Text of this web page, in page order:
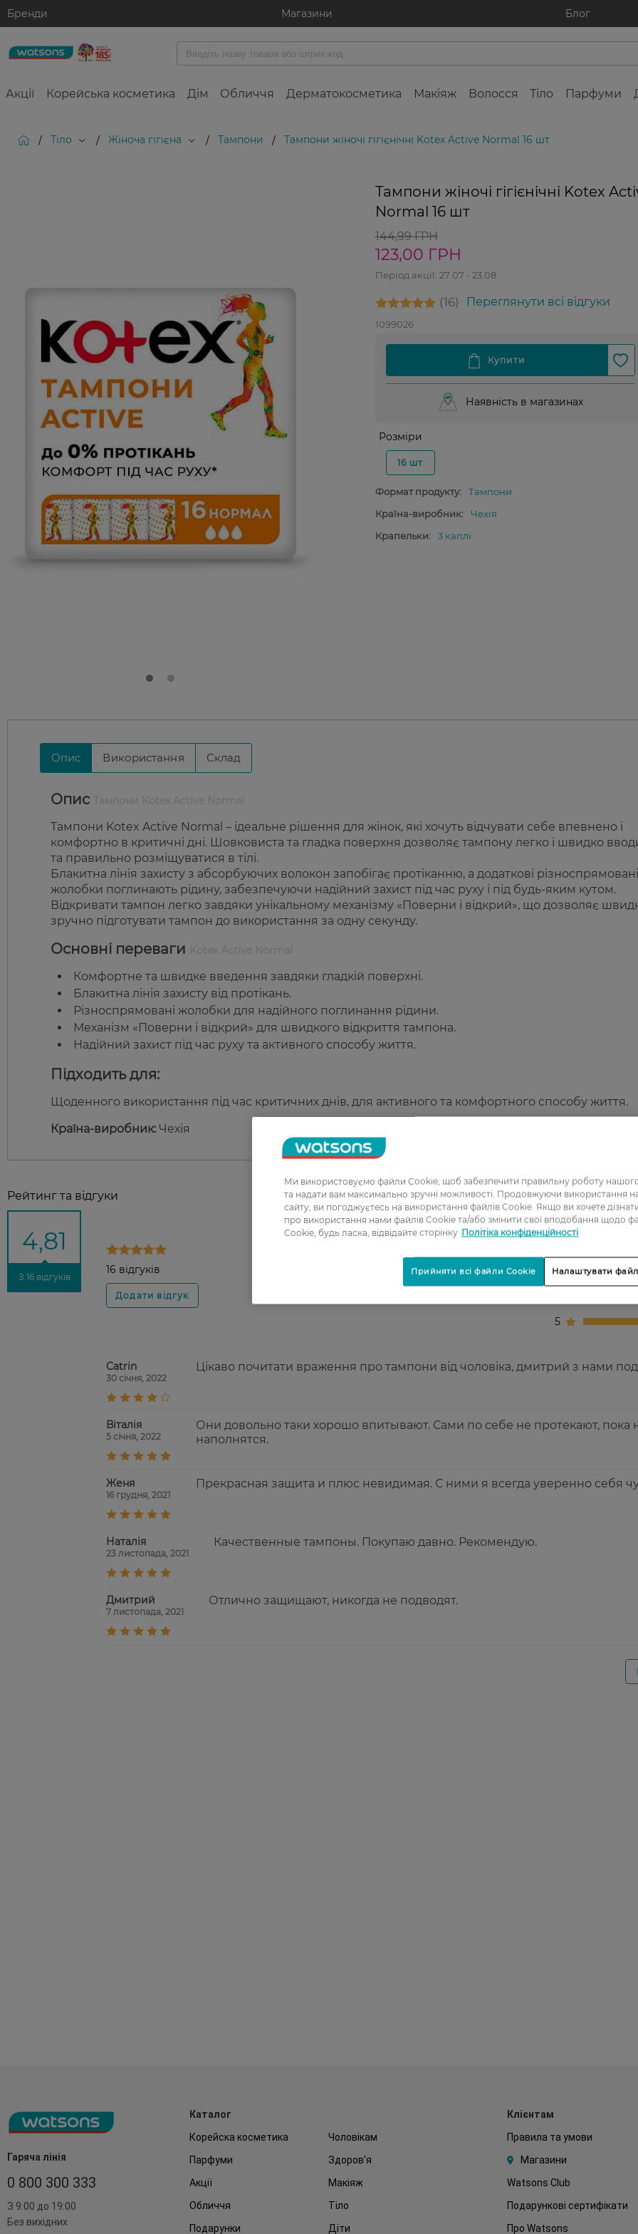
Бренди Магазини Блог
Акції Корейська косметика Дім Обличчя Дерматокосметика Макіяж Волосся Тіло Парфуми
/ Тіло / Жіноча гігієна / Тампони / Тампони жіночі гігієнічні Kotex Active Normal 16 шт
Тампони жіночі гігієнічні Kotex
Normal 16 шт
144,99 ГРН
123,00 ГРН
Період акції: 27 07 - 23 08
16 Переглянути всі відгуки
1099026
Наявність в магазинах
Розміри
16 шт
Формат продукту:
Тампони
Країна-виробник:
Чехія
Крапельки:
3 каплі
Опис Використання Склад
Опис
Тампони Kotex Active Normal – ідеальне рішення для жінок, які хочуть відчувати себе впевнено і
комфортно в критичні дні. Шовковиста та гладка поверхня дозволяє тампону легко і швидко
та правильно розміщуватися в тілі.
Блакитна лінія захисту з абсорбуючих волокон запобігає протіканню, а додаткові різноспрямовані
жолобки поглинають рідину, забезпечуючи надійний захист під час руху і під будь-яким кутом.
Відкривати тампон легко завдяки унікальному механізму «Поверни і відкрий», що дозволяє
зручно підготувати тампон до використання за одну секунду.
Основні переваги
Комфортне та швидке введення завдяки гладкій поверхні.
Блакитна лінія захисту від протікань.
Різноспрямовані жолобки для надійного поглинання рідини.
Механізм «Поверни і відкрий» для швидкого відкриття тампона.
Надійний захист під час руху та активного способу життя.
Підходить для:
Щоденного використання під час критичних днів, для активного та комфортного способу життя.
Країна-виробник: Чехія
Рейтинг та відгуки
4,81
З 16 відгуків
16 відгуків
1
3
5
Catrin
30 січня, 2022
Цікаво почитати враження про тампони від чоловіка, дмитрий з нами
Віталія
5 січня, 2022
Они довольно таки хорошо впитывают. Сами по себе не протекают, пока
наполнятся.
Женя
16 грудня, 2021
Прекрасная защита и плюс невидимая. С ними я всегда уверенно себя
Наталія
23 листопада, 2021
Качественные тампоны. Покупаю давно. Рекомендую.
Дмитрий
7 листопада, 2021
Отлично защищают, никогда не подводят.
Гаряча лінія
0 800 300 333
З 9:00 до 19:00
Без вихідних
Каталог
Корейска косметика
Чоловікам
Парфуми
Здоров'я
Акції
Макіяж
Обличчя
Тіло
Подарунки
Діти
Клієнтам
Правила та умови
Магазини
Watsons Club
Подарункові сертифікати
Про Watsons
Ми використовуємо файли Cookie, щоб забезпечити правильну роботу
та надати вам максимально зручні можливості. Продовжуючи використання
сайту, ви погоджуєтесь на використання файлів Cookie. Якщо ви хочете
про використання нами файлів Cookie та/або змінити свої вподобання щодо
Cookie, будь ласка, відвідайте сторінку Політіка конфіденційності
Налаштувати
Прийняти всі файли Cookie